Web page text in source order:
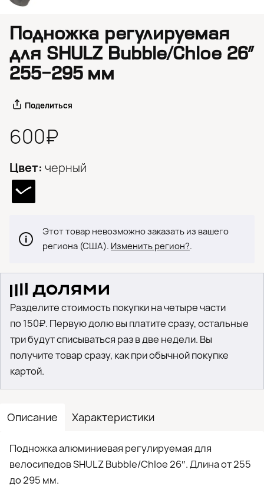
Описание Характеристики
Подножка алюминиевая регулируемая для
велосипедов SHULZ Bubble/Chloe 26″. Длина от 255
до 295 мм.
Подножка регулируемая
для SHULZ Bubble/Chloe 26″
255−295 мм
Поделиться
600₽
Цвет: черный
Этот товар невозможно заказать из вашего
региона (США). Изменить регион?.
Разделите стоимость покупки на четыре части
по 150₽. Первую долю вы платите сразу, остальные
три будут списываться раз в две недели. Вы
получите товар сразу, как при обычной покупке
картой.